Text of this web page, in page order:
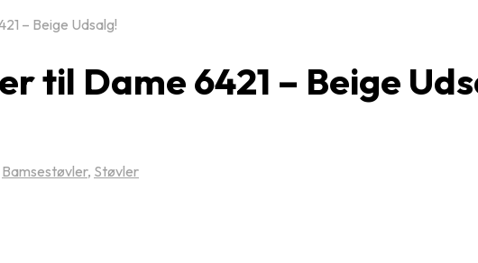
– Beige Udsalg!
til Dame 6421 – Beige
Bamsestøvler, Støvler